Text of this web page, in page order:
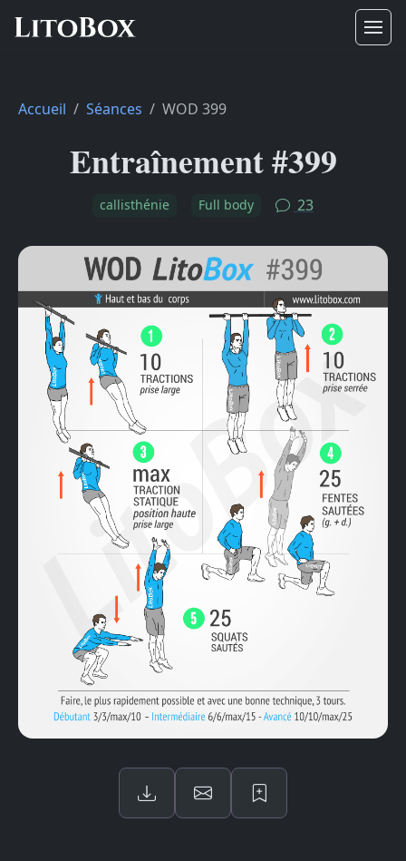
Accueil Séances WOD 399
Entraînement #399
callisthénie Full body 23